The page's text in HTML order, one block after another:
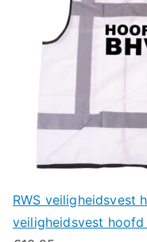
RWS veiligheidsvest
veiligheidsvest hoofd